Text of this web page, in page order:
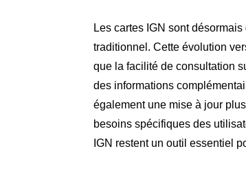
Les cartes IGN sont
traditionnel. Cette évolution
que la facilité de consultation
des informations
également une mise à jour
besoins spécifiques des
IGN restent un outil essentiel